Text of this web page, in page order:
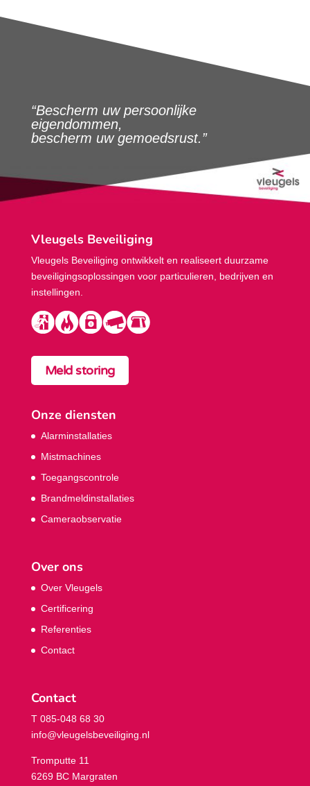
“Bescherm uw persoonlijke
eigendommen,
bescherm uw gemoedsrust.”
Vleugels Beveiliging
Vleugels Beveiliging ontwikkelt en realiseert duurzame
beveiligings­oplossingen voor particulieren, bedrijven en
instellingen.
Meld storing
Onze diensten
Alarminstallaties
Mistmachines
Toegangscontrole
Brandmeldinstallaties
Cameraobservatie
Over ons
Over Vleugels
Certificering
Referenties
Contact
Contact
T 085-048 68 30
info@vleugelsbeveiliging.nl
Tromputte 11
6269 BC Margraten